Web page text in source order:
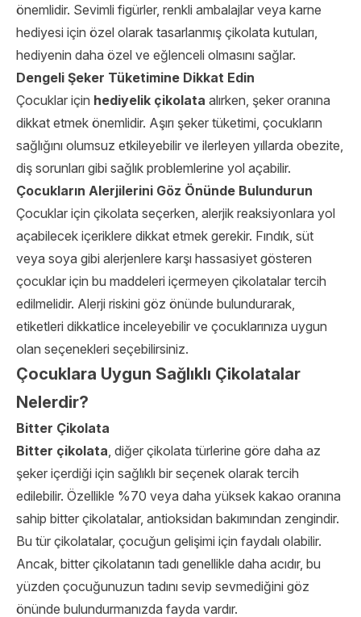
önemlidir. Sevimli figürler, renkli ambalajlar veya karne
hediyesi için özel olarak tasarlanmış çikolata kutuları,
hediyenin daha özel ve eğlenceli olmasını sağlar.
Dengeli Şeker Tüketimine Dikkat Edin
Çocuklar için hediyelik çikolata alırken, şeker oranına
dikkat etmek önemlidir. Aşırı şeker tüketimi, çocukların
sağlığını olumsuz etkileyebilir ve ilerleyen yıllarda obezite,
diş sorunları gibi sağlık problemlerine yol açabilir.
Çocukların Alerjilerini Göz Önünde Bulundurun
Çocuklar için çikolata seçerken, alerjik reaksiyonlara yol
açabilecek içeriklere dikkat etmek gerekir. Fındık, süt
veya soya gibi alerjenlere karşı hassasiyet gösteren
çocuklar için bu maddeleri içermeyen çikolatalar tercih
edilmelidir. Alerji riskini göz önünde bulundurarak,
etiketleri dikkatlice inceleyebilir ve çocuklarınıza uygun
olan seçenekleri seçebilirsiniz.
Çocuklara Uygun Sağlıklı Çikolatalar
Nelerdir?
Bitter Çikolata
Bitter çikolata, diğer çikolata türlerine göre daha az
şeker içerdiği için sağlıklı bir seçenek olarak tercih
edilebilir. Özellikle %70 veya daha yüksek kakao oranına
sahip bitter çikolatalar, antioksidan bakımından zengindir.
Bu tür çikolatalar, çocuğun gelişimi için faydalı olabilir.
Ancak, bitter çikolatanın tadı genellikle daha acıdır, bu
yüzden çocuğunuzun tadını sevip sevmediğini göz
önünde bulundurmanızda fayda vardır.